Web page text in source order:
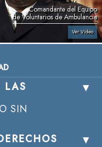
Comandante del Equipo
de Voluntarios de Ambulancia
Ver Video
LAS
SIN